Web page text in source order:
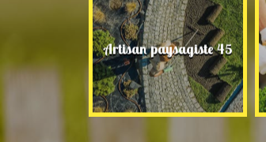
Artisan paysagiste 45